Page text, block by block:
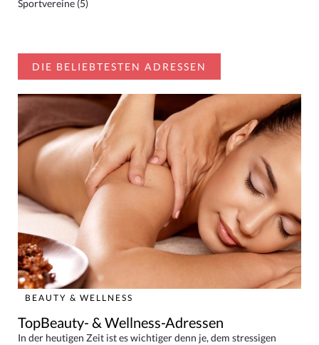
Sportvereine (5)
DIE BELIEBTESTEN ADRESSEN
BEAUTY & WELLNESS
TopBeauty- & Wellness-Adressen
In der heutigen Zeit ist es wichtiger denn je, dem stressigen